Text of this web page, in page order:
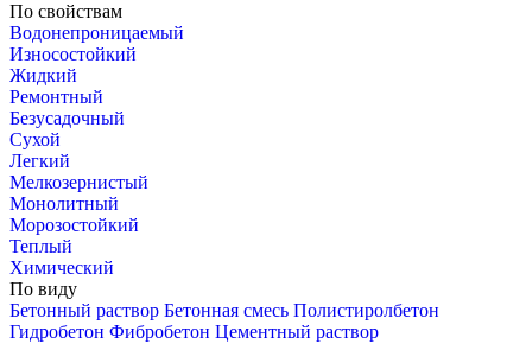
По свойствам
Водонепроницаемый
Износостойкий
Жидкий
Ремонтный
Безусадочный
Сухой
Легкий
Мелкозернистый
Монолитный
Морозостойкий
Теплый
Химический
По виду
Бетонный раствор Бетонная смесь Полистиролбетон
Гидробетон Фибробетон Цементный раствор